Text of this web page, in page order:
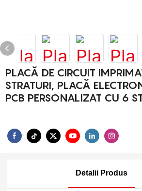
PLACĂ DE CIRCUIT
STRATURI, PLACĂ
PCB PERSONALIZAT CU 6
Detalii Produs